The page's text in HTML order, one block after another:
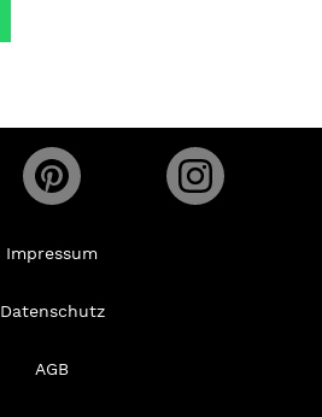
Impressum
Datenschutz
AGB